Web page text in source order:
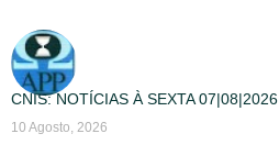
CNIS: NOTÍCIAS À SEXTA 07|08|2026
10 Agosto, 2026